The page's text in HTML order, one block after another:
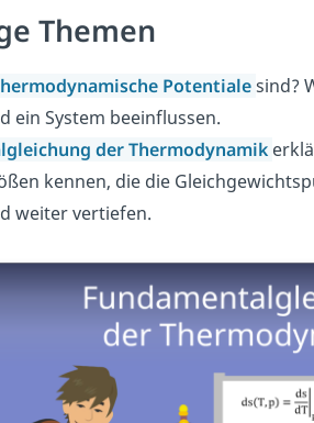
Themen
Potentiale sind?
ein System beeinflussen.
der Thermodynamik
kennen, die die
weiter vertiefen.